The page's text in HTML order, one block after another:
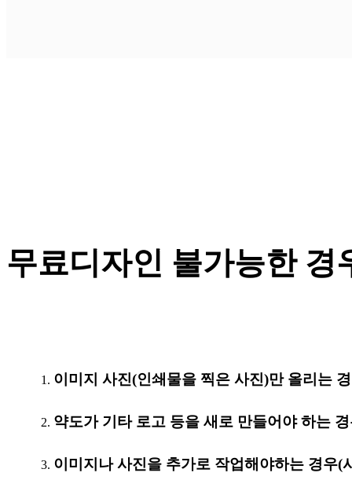
무료디자인 불가능한 경
이미지 사진(인쇄물을 찍은 사진)만 올리는
약도가 기타 로고 등을 새로 만들어야 하는
이미지나 사진을 추가로 작업해야하는 경우(